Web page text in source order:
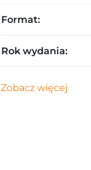
Format:
Rok wydania:
Zobacz więcej